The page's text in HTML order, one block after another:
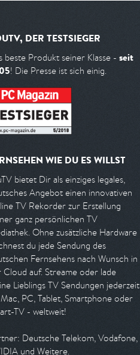
DER TESTSIEGER
beste Produkt seiner Klasse - seit
! Die Presse ist sich einig.
WIE DU ES WILLST
bietet Dir als einziges legales,
Angebot einen innovativen
TV Rekorder zur Erstellung
ganz persönlichen TV
Ohne zusätzliche Hardware
du jede Sendung des
Fernsehens nach Wunsch in
Cloud auf. Streame oder lade
Lieblings TV Sendungen jederzeit
PC, Tablet, Smartphone oder
TV - weltweit!
Deutsche Telekom, Vodafone,
und Weitere.